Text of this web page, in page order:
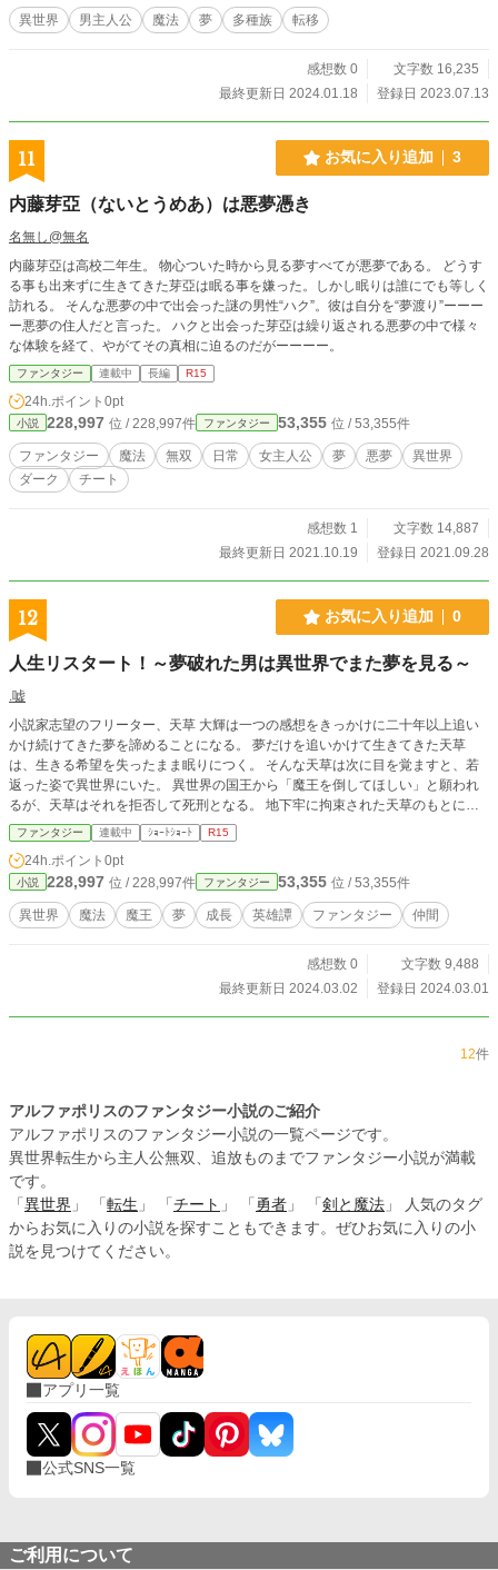
た風変わりな青年が二人。 無気力そうな青年———夢見 望 関西弁が特徴的な
青年———清猫（しんびょう） 悠。 この二人が、この世界を訪れたことによ
る。 なりたいものがあるのなら、なれる様に頑張ればいい。 その夢へと向かう
努力を阻むのは神であろうと、許されないのだから。 ※こちらの作品は『小説
異世界 男主人公 魔法 夢 多種族 転移
感想数 0
文字数 16,235
最終更新日 2024.01.18
登録日 2023.07.13
11 お気に入り追加 3
内藤芽亞（ないとうめあ）は悪夢憑き
名無し@無名
内藤芽亞は高校二年生。 物心ついた時から見る夢すべてが悪夢である。 どうす
る事も出来ずに生きてきた芽亞は眠る事を嫌った。しかし眠りは誰にでも等しく
訪れる。 そんな悪夢の中で出会った謎の男性“ハク”。彼は自分を“夢渡り”ーーー
ー悪夢の住人だと言った。 ハクと出会った芽亞は繰り返される悪夢の中で様々
な体験を経て、やがてその真相に迫るのだがーーーー。
ファンタジー 連載中 長編 R15
24h.ポイント 0pt
小説 228,997 位 / 228,997件 ファンタジー 53,355 位 / 53,355件
ファンタジー 魔法 無双 日常 女主人公 夢 悪夢
異世界
ダーク
チート
感想数 1
文字数 14,887
最終更新日 2021.10.19
登録日 2021.09.28
12 お気に入り追加 0
人生リスタート！～夢破れた男は異世界でまた夢を見る～
.嘘
小説家志望のフリーター、天草 大輝は一つの感想をきっかけに二十年以上追い
かけ続けてきた夢を諦めることになる。 夢だけを追いかけて生きてきた天草
は、生きる希望を失ったまま眠りにつく。 そんな天草は次に目を覚ますと、若
返った姿で異世界にいた。 異世界の国王から「魔王を倒してほしい」と願われ
るが、天草はそれを拒否して死刑となる。 地下牢に拘束された天草のもとに現
れた皇太子、:リベリウス・アレクラド・フォートレスとの出会いをきっかけに
天草は人生をリスタートすることを決める。 再び生きる気力を取り戻した天草
は一癖ある仲間たちとともに、夢を知り、人を学ぶ、魔王討伐の旅に出発する。
※この作品は小説家になろう、カクヨムにも掲載しています。 ※この物語は、
法律・法令に反する行為を容認・推奨するものではありません。
ファンタジー 連載中 ｼｮｰﾄｼｮｰﾄ R15
24h.ポイント 0pt
小説 228,997 位 / 228,997件 ファンタジー 53,355 位 / 53,355件
異世界 魔法 魔王 夢 成長 英雄譚 ファンタジー 仲間
感想数 0
文字数 9,488
最終更新日 2024.03.02
登録日 2024.03.01
12件
アルファポリスのファンタジー小説のご紹介
アルファポリスのファンタジー小説の一覧ページです。
異世界転生から主人公無双、追放ものまでファンタジー小説が満載
です。
「 異世界 」 「 転生 」 「 チート 」 「 勇者 」 「 剣と魔法 」 人気のタグ
からお気に入りの小説を探すこともできます。ぜひお気に入りの小
説を見つけてください。
アプリ一覧
公式SNS一覧
ご利用について